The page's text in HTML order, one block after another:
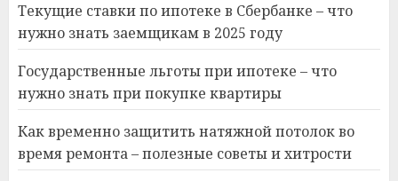
Текущие ставки по ипотеке в Сбербанке – что
нужно знать заемщикам в 2025 году
Государственные льготы при ипотеке – что
нужно знать при покупке квартиры
Как временно защитить натяжной потолок во
время ремонта – полезные советы и хитрости